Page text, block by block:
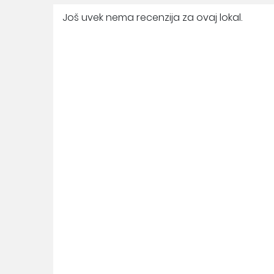
Još uvek nema recenzija za ovaj lokal.